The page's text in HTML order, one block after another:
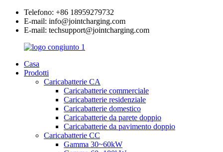
Telefono: +86 18959279732
E-mail: info@jointcharging.com
E-mail: techsupport@jointcharging.com
Casa
Prodotti
Caricabatterie CA
Caricabatterie commerciale
Caricabatterie residenziale
Caricabatterie domestico
Caricabatterie da parete doppio
Caricabatterie da pavimento doppio
Caricabatterie CC
Gamma 30~60kW